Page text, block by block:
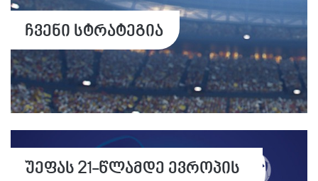
ჩვენი სტრატეგია
უეფას 21-წლამდე ევროპის